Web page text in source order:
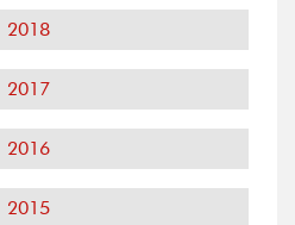
2018
2017
2016
2015